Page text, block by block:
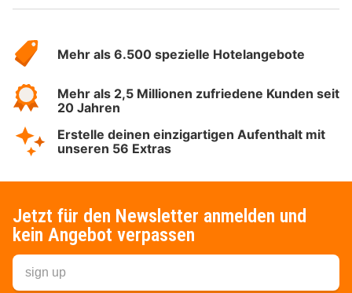
Hotelspecials
Mehr als 6.500 spezielle Hotelangebote
Mehr als 2,5 Millionen zufriedene Kunden seit
20 Jahren
Erstelle deinen einzigartigen Aufenthalt mit
unseren 56 Extras
Jetzt für den Newsletter anmelden und
kein Angebot verpassen